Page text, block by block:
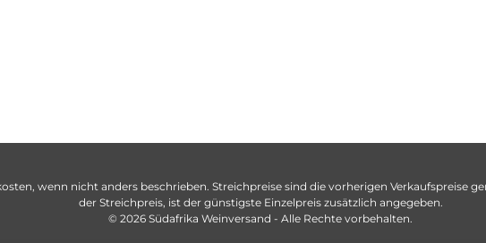
, wenn nicht anders beschrieben. Streichpreise sind die vorherigen Verkaufspreise
der Streichpreis, ist der günstigste Einzelpreis zusätzlich angegeben.
© 2026 Südafrika Weinversand - Alle Rechte vorbehalten.